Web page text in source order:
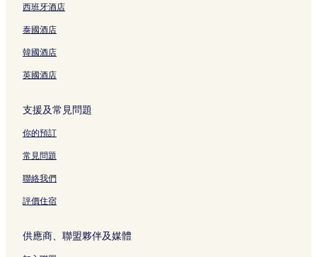
西班牙酒店
泰國酒店
韓國酒店
英國酒店
支援及常見問題
你的預訂
常見問題
聯絡我們
評價住宿
供應商、聯盟夥伴及媒體